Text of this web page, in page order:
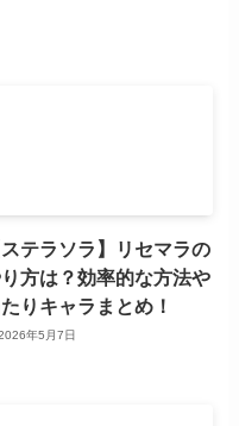
ステラソラ】リセマラの
方は？効率的な方法や
りキャラまとめ！
年5月7日